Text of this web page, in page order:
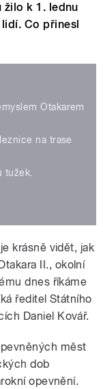
žilo k 1. lednu
Co přinesl
Otakarem
na trase
tužek.
krásně vidět, jak
II., okolní
dnes říkáme
ředitel Státního
Daniel Kovář.
měst
dob
opevnění.